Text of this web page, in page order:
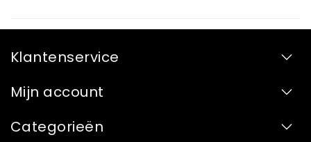
Klantenservice
Mijn account
Categorieën